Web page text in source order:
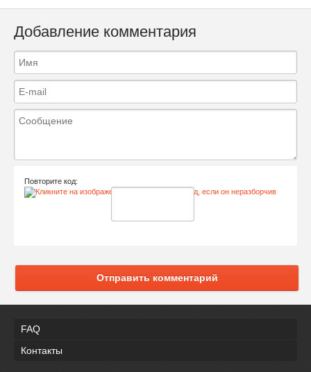
Добавление комментария
Повторите код:
Отправить комментарий
FAQ
Контакты